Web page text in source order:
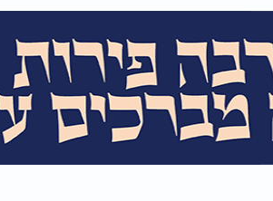
אם השיעור שבדיסק מתחיל
של הדיסק. ההתחלה הייתה שונה
הדיסק קפץ בדיוק לנקודה הזו, וכך
הופנו ישירות אליי.
"איך אתה מברך בלי כיפה? איך
נעצר. הלב הלם בחוזקה. הגוף רעד.